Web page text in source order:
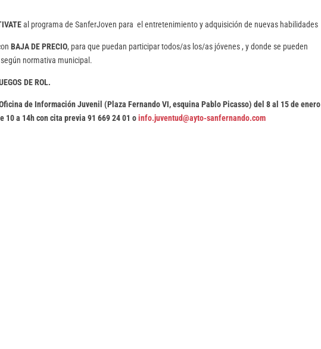
al programa de SanferJoven para el entretenimiento y adquisición de nuevas habilidades
BAJA DE PRECIO, para que puedan participar todos/as los/as jóvenes , y donde se pueden
normativa municipal.
DE ROL.
de Información Juvenil (Plaza Fernando VI, esquina Pablo Picasso) del 8 al 15 de enero
10 a 14h con cita previa 91 669 24 01 oinfo.juventud@ayto-sanfernando.com